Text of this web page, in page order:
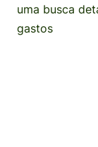
uma busca
gastos